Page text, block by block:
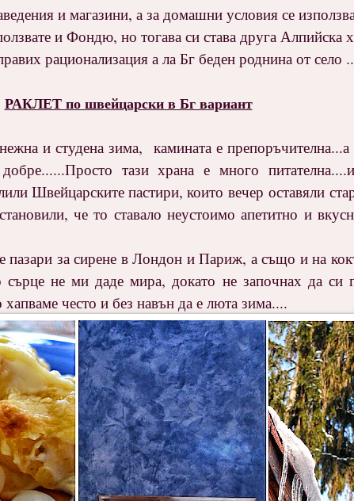
и магазини, а за домашни условия се
и Фондю, но тогава си става друга Алпийска
рационализация а ла Бг беден роднина от село ..
РАКЛЕТ по швейцарски в Бг вариант
и студена зима, камината е
тази храна е много
Швейцарските пастири, които вечер оставяли
че то ставало неустоимо апетитно и
пазари за сирене в Лондон и Париж, а също и на
сърце не ми даде мира, докато не започнах да
често и без навън да е люта зима....